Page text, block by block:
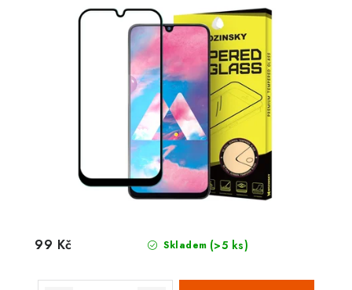
Skladem (>5 ks)
99 Kč